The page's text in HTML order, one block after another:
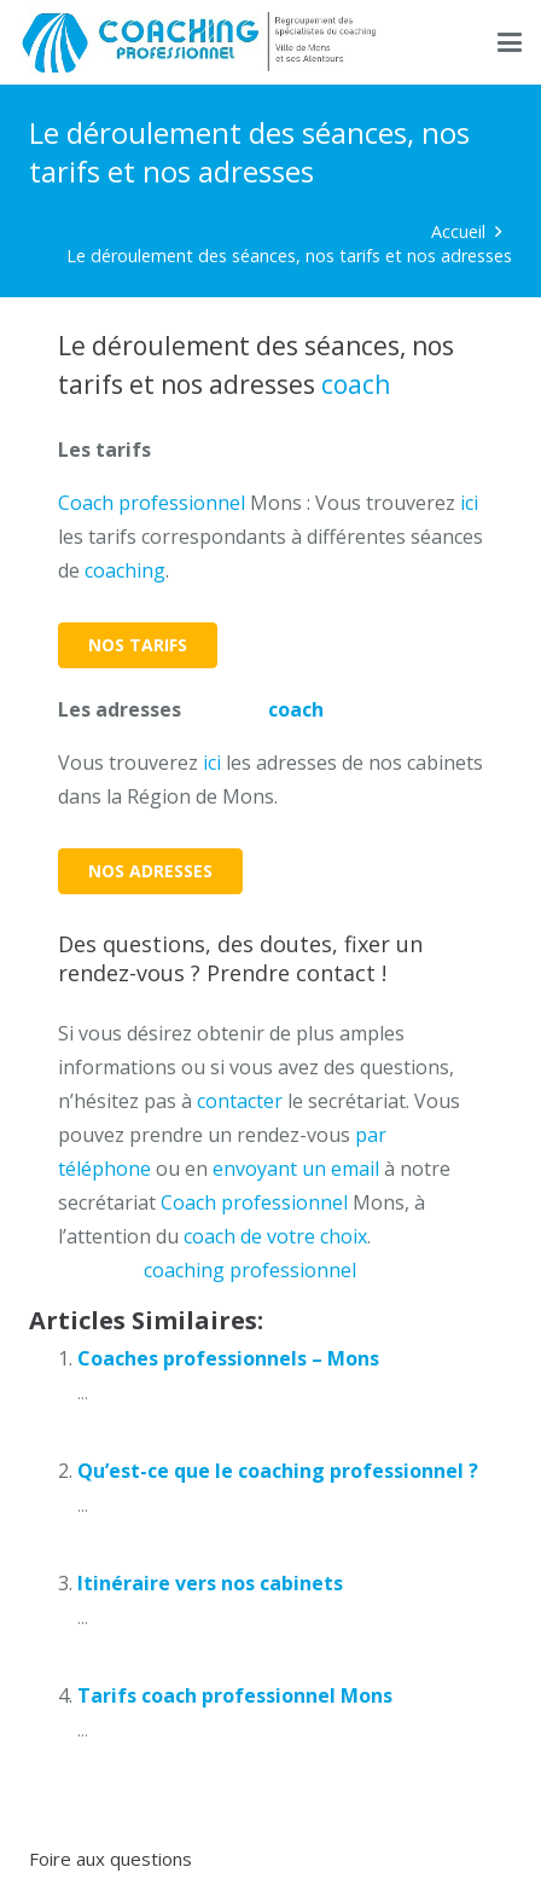
Le déroulement des séances, nos
tarifs et nos adresses
Accueil
Le déroulement des séances, nos tarifs et nos adresses
Le déroulement des séances, nos
tarifs et nos adresses coach
Les tarifs
Coach professionnel Mons : Vous trouverez ici
les tarifs correspondants à différentes séances
de coaching.
NOS TARIFS
Les adresses coach
Vous trouverez ici les adresses de nos cabinets
dans la Région de Mons.
NOS ADRESSES
Des questions, des doutes, fixer un
rendez-vous ? Prendre contact !
Si vous désirez obtenir de plus amples
informations ou si vous avez des questions,
n’hésitez pas à contacter le secrétariat. Vous
pouvez prendre un rendez-vous par
téléphone ou en envoyant un email à notre
secrétariatCoach professionnel Mons, à
l’attention du coach de votre choix.
coaching professionnel
Articles Similaires:
Coaches professionnels – Mons
...
Qu’est-ce que le coaching professionnel ?
...
Itinéraire vers nos cabinets
...
Tarifs coach professionnel Mons
...
Foire aux questions